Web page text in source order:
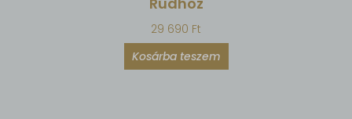
29 690 Ft
Kosárba teszem